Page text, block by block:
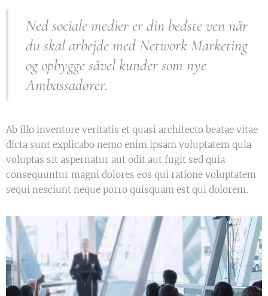
Ned sociale medier er din bedste ven når
du skal arbejde med Network Marketing
og opbygge såvel kunder som nye
Ambassadører.
Ab illo inventore veritatis et quasi architecto beatae vitae
dicta sunt explicabo nemo enim ipsam voluptatem quia
voluptas sit aspernatur aut odit aut fugit sed quia
consequuntur magni dolores eos qui ratione voluptatem
sequi nesciunt neque porro quisquam est qui dolorem.